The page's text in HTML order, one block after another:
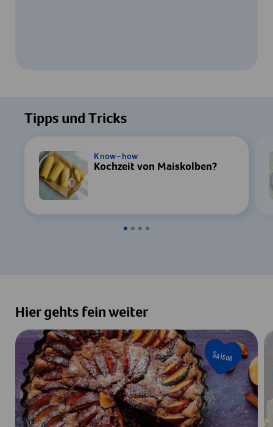
Ihre Zustimmung zur Datenverarbeitung
durch YouTube erforderlich. Details finden
Einstellungen
Tipps und Tricks
Know-how
Kochzeit von Maiskolben?
Hier gehts fein weiter
Saison